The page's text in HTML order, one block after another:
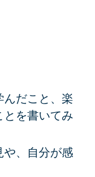
んだこと、楽
とを書いてみ
や、自分が感